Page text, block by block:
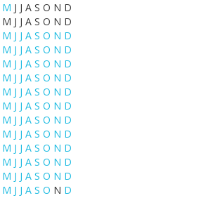
M J J A S O N D
M J J A S O N D
M J J A S O N D
M J J A S O N D
M J J A S O N D
M J J A S O N D
M J J A S O N D
M J J A S O N D
M J J A S O N D
M J J A S O N D
M J J A S O N D
M J J A S O N D
M J J A S O N D
M J J A S O N D